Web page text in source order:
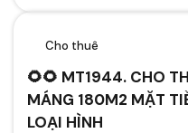
Cho thuê
🌻🌻 MT1944. CHO
MÁNG 180M2 MẶT
LOẠI HÌNH